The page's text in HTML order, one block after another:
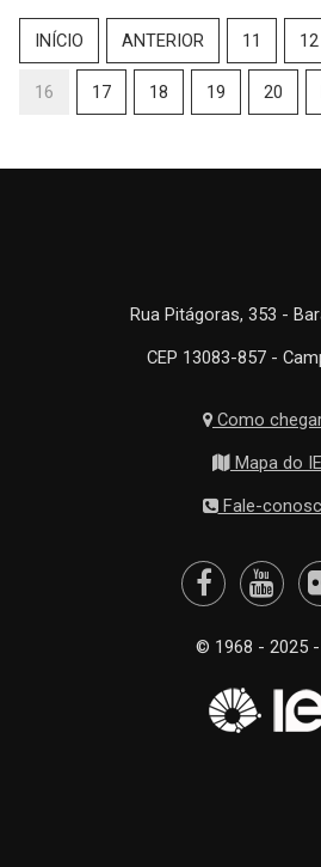
INÍCIO ANTERIOR 11 12
16 17 18 19 20
Rua Pitágoras, 353 -
CEP 13083-857 -
Como
Mapa do IE
Fale-
© 1968 - 2025 -